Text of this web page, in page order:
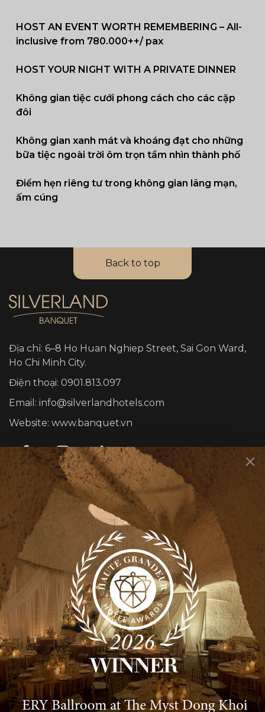
HOST AN EVENT WORTH REMEMBERING – All-
inclusive from 780.000++/ pax
HOST YOUR NIGHT WITH A PRIVATE DINNER
Không gian tiệc cưới phong cách cho các cặp
đôi
Không gian xanh mát và khoáng đạt cho những
bữa tiệc ngoài trời ôm trọn tầm nhìn thành phố
Điểm hẹn riêng tư trong không gian lãng mạn,
ấm cúng
Back to top
Địa chỉ: 6–8 Ho Huan Nghiep Street, Sai Gon Ward,
Ho Chi Minh City.
Điện thoại: 0901.813.097
Email: info@silverlandhotels.com
Website: www.banquet.vn
DỊCH VỤ
Sự kiện cá nhân
Sự kiện công ty
Rooty Bar
Smith’s Kitchen & Bar
THÔNG TIN CHUNG
Giới thiệu
Tin Tức
Xu hướng
Liên hệ
CHÍNH SÁCH & QUY ĐỊNH